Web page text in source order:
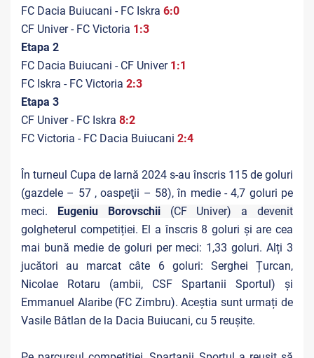
FC Dacia Buiucani - FC Iskra 6:0
CF Univer - FC Victoria 1:3
Etapa 2
FC Dacia Buiucani - CF Univer 1:1
FC Iskra - FC Victoria 2:3
Etapa 3
CF Univer - FC Iskra 8:2
FC Victoria - FC Dacia Buiucani 2:4
În turneul Cupa de Iarnă 2024 s-au înscris 115 de goluri
(gazdele – 57 , oaspeţii – 58), în medie - 4,7 goluri pe
meci. Eugeniu Borovschii(CF Univer) a devenit
golgheterul competiției. El a înscris 8 goluri și are cea
mai bună medie de goluri per meci: 1,33 goluri. Alți 3
jucători au marcat câte 6 goluri: Serghei Țurcan,
Nicolae Rotaru (ambii, CSF Spartanii Sportul) și
Emmanuel Alaribe (FC Zimbru). Aceștia sunt urmați de
Vasile Bâtlan de la Dacia Buiucani, cu 5 reușite.